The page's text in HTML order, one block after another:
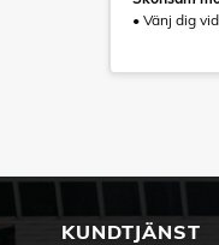
• Vänj dig
KUNDTJÄNST